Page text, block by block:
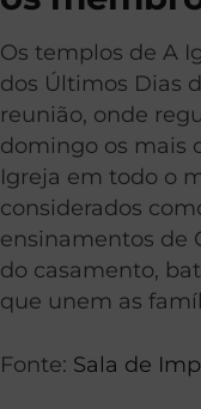
Os templos de A
dos Últimos Dias
reunião, onde
domingo os mais
Igreja em todo o
considerados
ensinamentos de
do casamento,
que unem as
Fonte: Sala de